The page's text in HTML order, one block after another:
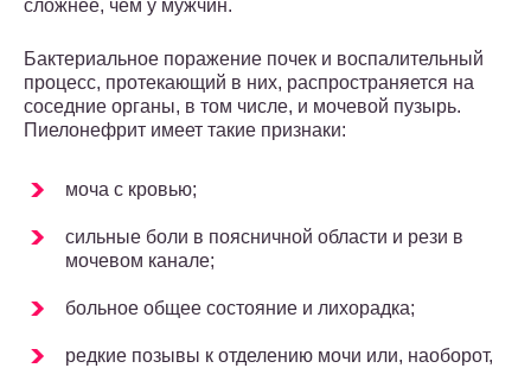
сложнее, чем у мужчин.
Бактериальное поражение почек и воспалительный
процесс, протекающий в них, распространяется на
соседние органы, в том числе, и мочевой пузырь.
Пиелонефрит имеет такие признаки:
моча с кровью;
сильные боли в поясничной области и рези в
мочевом канале;
больное общее состояние и лихорадка;
редкие позывы к отделению мочи или, наоборот,